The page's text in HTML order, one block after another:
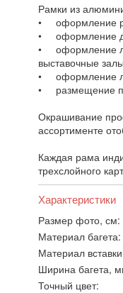
Рамки из
• оформление
• оформление
• оформление
выставочные
• оформление
• размещение
Окрашивание
ассортименте
Каждая рама
трехслойного
Характеристики
Размер фото, см:
Материал багета:
Материал
Ширина багета,
Точный цвет: